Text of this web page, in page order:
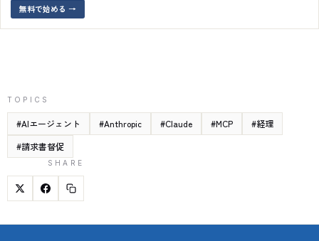
無料で始める →
TOPICS
#AIエージェント #Anthropic #Claude #MCP #経理
#請求書督促
SHARE